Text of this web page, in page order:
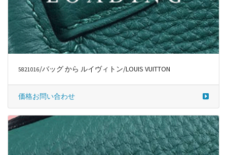
5821016/バッグ から ルイヴィトン/LOUIS VUITTON
価格お問い合わせ